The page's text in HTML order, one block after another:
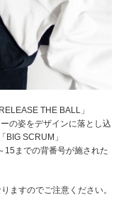
THE BALL」
の姿をデザインに落とし込
BIG SCRUM」
15までの背番号が施された
ますのでご注意ください。